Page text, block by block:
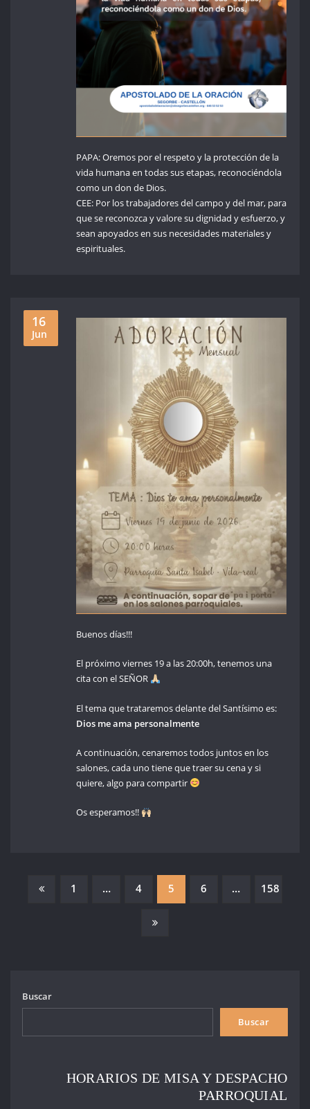
PAPA: Oremos por el respeto y la protección de la
vida humana en todas sus etapas, reconociéndola
como un don de Dios.
CEE: Por los trabajadores del campo y del mar, para
que se reconozca y valore su dignidad y esfuerzo, y
sean apoyados en sus necesidades materiales y
espirituales.
16
Jun
Buenos días!!!
El próximo viernes 19 a las 20:00h, tenemos una
cita con el SEÑOR
El tema que trataremos delante del Santísimo es:
Dios me ama personalmente
A continuación, cenaremos todos juntos en los
salones, cada uno tiene que traer su cena y si
quiere, algo para compartir
Os esperamos!!
PAGINACIÓN
1 … 4 5 6 … 158
Buscar
Buscar
HORARIOS DE MISA Y DESPACHO
PARROQUIAL